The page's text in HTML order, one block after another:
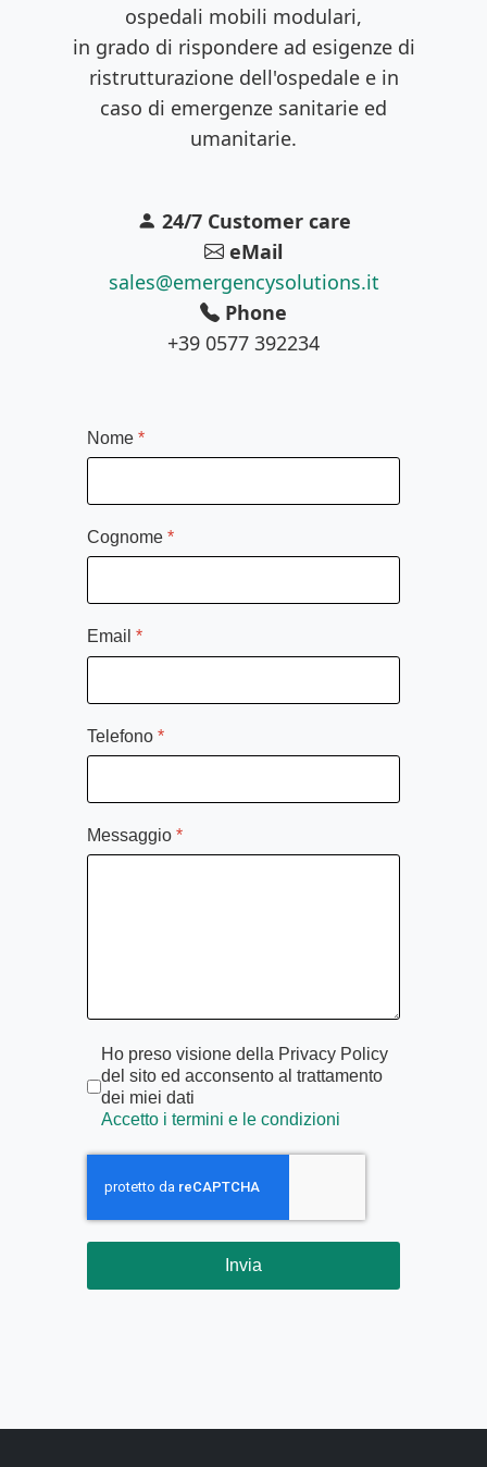
ospedali mobili modulari,
in grado di rispondere ad esigenze di
ristrutturazione dell'ospedale e in
caso di emergenze sanitarie ed
umanitarie.
24/7 Customer care
eMail
sales@emergencysolutions.it
Phone
+39 0577 392234
Nome *
Cognome *
Email *
Telefono *
Messaggio *
Termini di servizio*
Ho preso visione della Privacy Policy
del sito ed acconsento al trattamento
dei miei dati
Accetto i termini e le condizioni
Invia